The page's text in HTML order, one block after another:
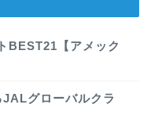
BEST21【アメック
JALグローバルクラ